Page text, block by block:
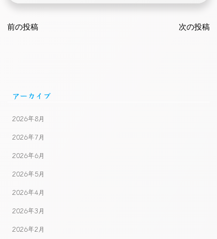
navigation
前の投稿 次の投稿
アーカイブ
2026年8月
2026年7月
2026年6月
2026年5月
2026年4月
2026年3月
2026年2月